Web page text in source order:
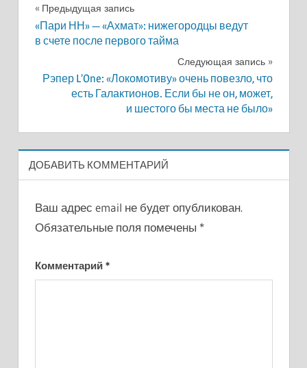
Навигация
по
Предыдущая запись
«Пари НН» — «Ахмат»: нижегородцы ведут
в счете после первого тайма
Следующая запись
Рэпер L’One: «Локомотиву» очень повезло, что
есть Галактионов. Если бы не он, может,
и шестого бы места не было»
ДОБАВИТЬ КОММЕНТАРИЙ
Ваш адрес email не будет опубликован.
Обязательные поля помечены *
Комментарий *